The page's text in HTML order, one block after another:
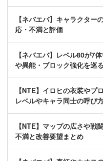
【ネバエバ】キャラクター
応・不満と評価
【ネバエバ】レベル80が7
や異能・ブロック強化を巡
【NTE】イロヒの衣装やプ
レベルやキャラ同士の呼び
【NTE】マップの広さや戦
不満と改善要望まとめ